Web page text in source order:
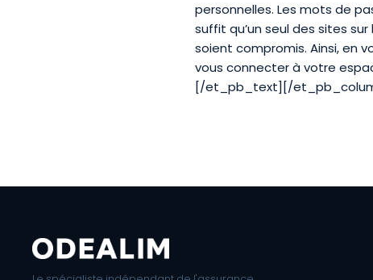
personnelles. Les mots de
suffit qu’un seul des sites
soient compromis. Ainsi, en
vous connecter à votre
[/et_pb_text][/